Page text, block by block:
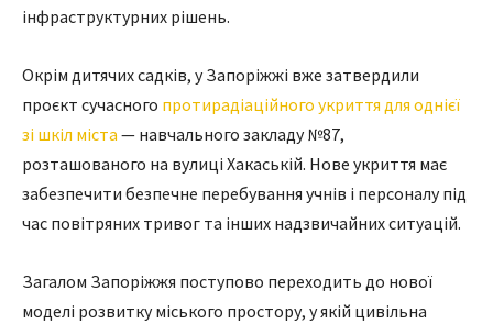
інфраструктурних рішень.
Окрім дитячих садків, у Запоріжжі вже затвердили
проєкт сучасного протирадіаційного укриття для однієї
зі шкіл міста — навчального закладу №87,
розташованого на вулиці Хакаській. Нове укриття має
забезпечити безпечне перебування учнів і персоналу під
час повітряних тривог та інших надзвичайних ситуацій.
Загалом Запоріжжя поступово переходить до нової
моделі розвитку міського простору, у якій цивільна